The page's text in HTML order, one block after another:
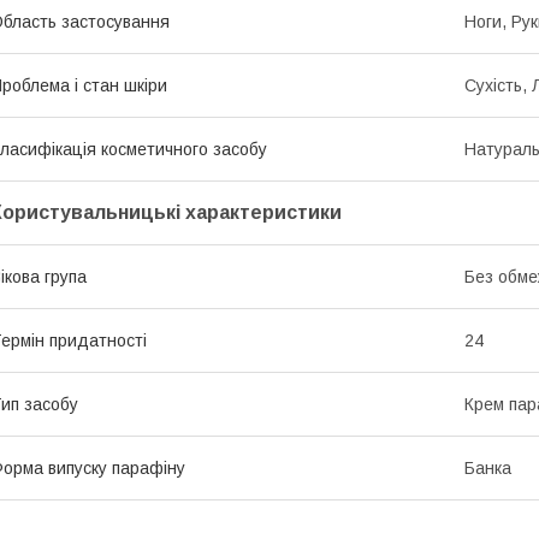
застосування Ноги,
і стан шкіри Сухість,
косметичного засобу
характеристики
група Без
придатності 24
засобу Крем
випуску парафіну Банка